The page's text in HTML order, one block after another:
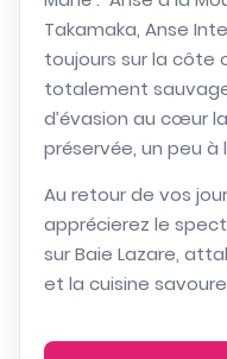
Takamaka, Anse
toujours sur la côte
totalement
d’évasion au cœur
préservée, un peu à
Au retour de vos
apprécierez le
sur Baie Lazare,
et la cuisine